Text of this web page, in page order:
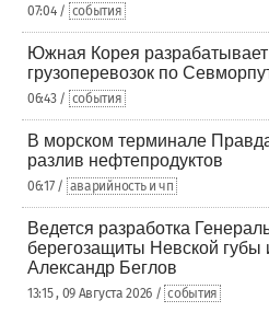
07:04 / события
Южная Корея разрабатывает
грузоперевозок по
06:43 / события
В морском терминале
разлив нефтепродуктов
06:17 / аварийность и чп
Ведется разработка
берегозащиты Невской
Александр Беглов
13:15 , 09 Августа 2026 / события